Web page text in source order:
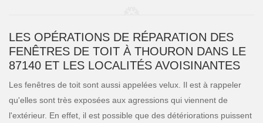
LES OPÉRATIONS DE RÉPARATION DES
FENÊTRES DE TOIT À THOURON DANS LE
87140 ET LES LOCALITÉS AVOISINANTES
Les fenêtres de toit sont aussi appelées velux. Il est à rappeler
qu'elles sont très exposées aux agressions qui viennent de
l'extérieur. En effet, il est possible que des détériorations puissent